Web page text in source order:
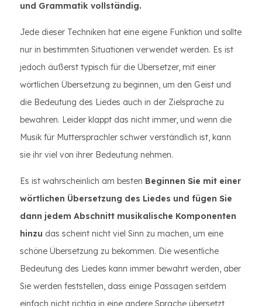
und Grammatik vollständig.
Jede dieser Techniken hat eine eigene Funktion und sollte
nur in bestimmten Situationen verwendet werden. Es ist
jedoch äußerst typisch für die Übersetzer, mit einer
wörtlichen Übersetzung zu beginnen, um den Geist und
die Bedeutung des Liedes auch in der Zielsprache zu
bewahren. Leider klappt das nicht immer, und wenn die
Musik für Muttersprachler schwer verständlich ist, kann
sie ihr viel von ihrer Bedeutung nehmen.
Es ist wahrscheinlich am besten Beginnen Sie mit einer
wörtlichen Übersetzung des Liedes und fügen Sie
dann jedem Abschnitt musikalische Komponenten
hinzu das scheint nicht viel Sinn zu machen, um eine
schöne Übersetzung zu bekommen. Die wesentliche
Bedeutung des Liedes kann immer bewahrt werden, aber
Sie werden feststellen, dass einige Passagen seitdem
einfach nicht richtig in eine andere Sprache übersetzt